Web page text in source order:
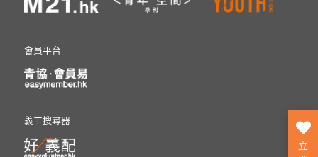
會員平台
義工搜尋器
立